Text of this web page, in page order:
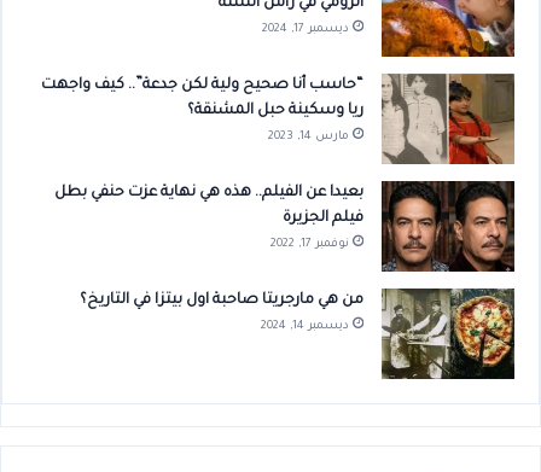
الرومي في رأس السنة
ديسمبر 17, 2024
“حاسب أنا صحيح ولية لكن جدعة”.. كيف واجهت
ريا وسكينة حبل المشنقة؟
مارس 14, 2023
بعيدا عن الفيلم.. هذه هي نهاية عزت حنفي بطل
فيلم الجزيرة
نوفمبر 17, 2022
من هي مارجريتا صاحبة اول بيتزا في التاريخ؟
ديسمبر 14, 2024